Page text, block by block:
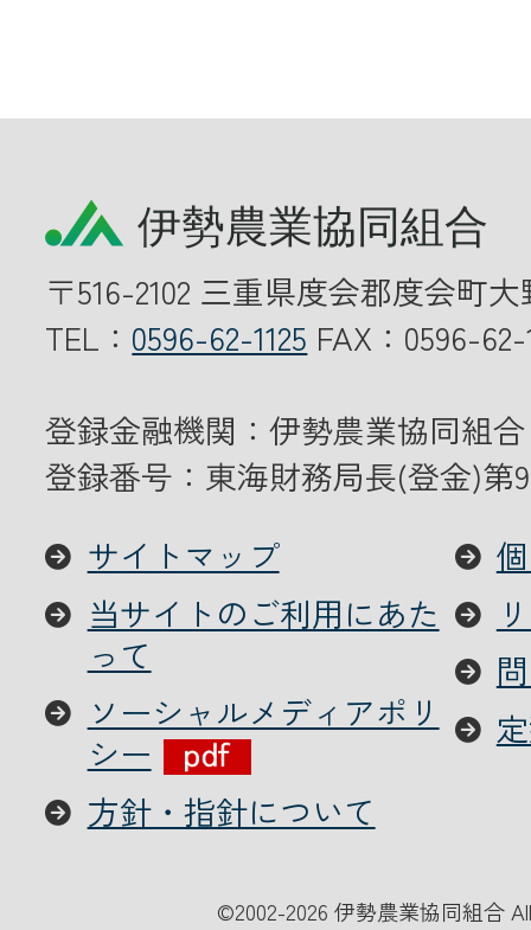
〒516-2102 三重県度会郡度会町
TEL： 0596-62-1125 FAX：0596-62-
登録金融機関：伊勢農業協同組合
登録番号：東海財務局長(登金)第
サイトマップ
当サイトのご利用にあた
って
ソーシャルメディアポリ
シー
方針・指針について
©2002-2026 伊勢農業協同組合